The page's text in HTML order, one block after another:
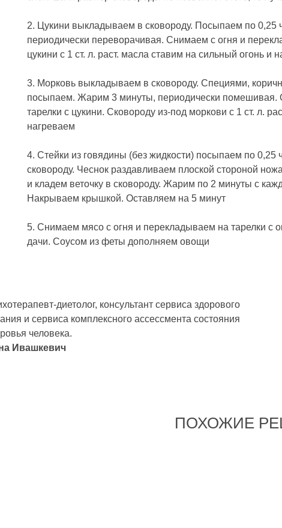
2. Цукини выкладываем в сковороду. Посыпаем по
периодически переворачивая. Снимаем с огня и
цукини с 1 ст. л. раст. масла ставим на сильный огонь и
3. Морковь выкладываем в сковороду. Специями,
посыпаем. Жарим 3 минуты, периодически помешивая.
тарелки с цукини. Сковороду из-под моркови с 1 ст. л.
нагреваем
4. Стейки из говядины (без жидкости) посыпаем по 0,25
сковороду. Чеснок раздавливаем плоской стороной
и кладем веточку в сковороду. Жарим по 2 минуты с
Накрываем крышкой. Оставляем на 5 минут
5. Снимаем мясо с огня и перекладываем на тарелки с
дачи. Соусом из феты дополняем овощи
диетолог, консультант сервиса здорового
и сервиса комплексного ассессмента состояния
человека.
Ивашкевич
ПОХОЖИЕ